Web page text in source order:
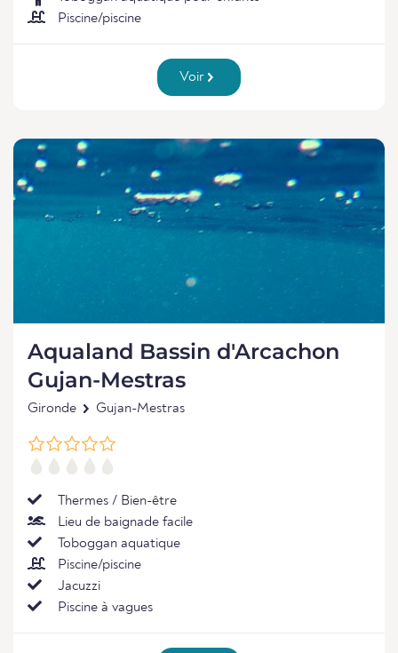
Piscine/piscine
Voir
Aqualand Bassin d'Arcachon
Gujan-Mestras
Gironde Gujan-Mestras
Thermes / Bien-être
Lieu de baignade facile
Toboggan aquatique
Piscine/piscine
Jacuzzi
Piscine à vagues